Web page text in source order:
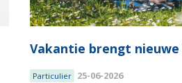
Vakantie brengt nieuwe
Particulier 25-06-2026